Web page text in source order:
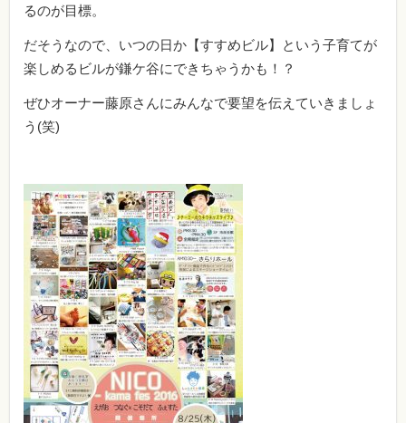
るのが目標。
だそうなので、いつの日か【すすめビル】という子育てが
楽しめるビルが鎌ケ谷にできちゃうかも！？
ぜひオーナー藤原さんにみんなで要望を伝えていきましょ
う(笑)